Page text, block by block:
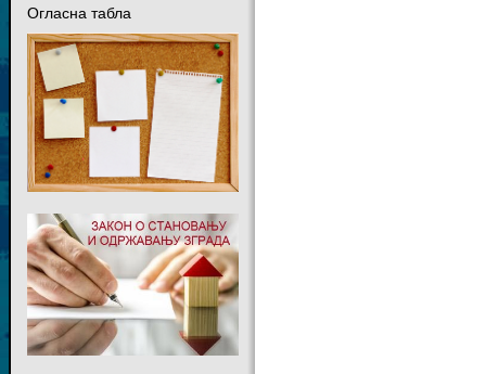
Огласна табла